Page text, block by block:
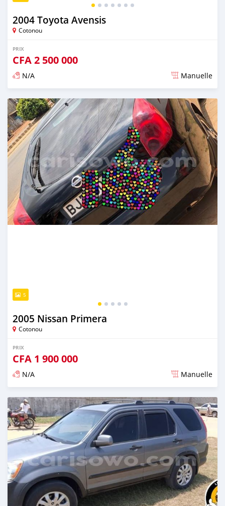
2004 Toyota Avensis
Cotonou
PRIX
CFA2 500 000
N/A Manuelle
Publié il y a presque 6 ans
5
2005 Nissan Primera
Cotonou
PRIX
CFA 1 900 000
N/A Manuelle
Publié il y a presque 6 ans